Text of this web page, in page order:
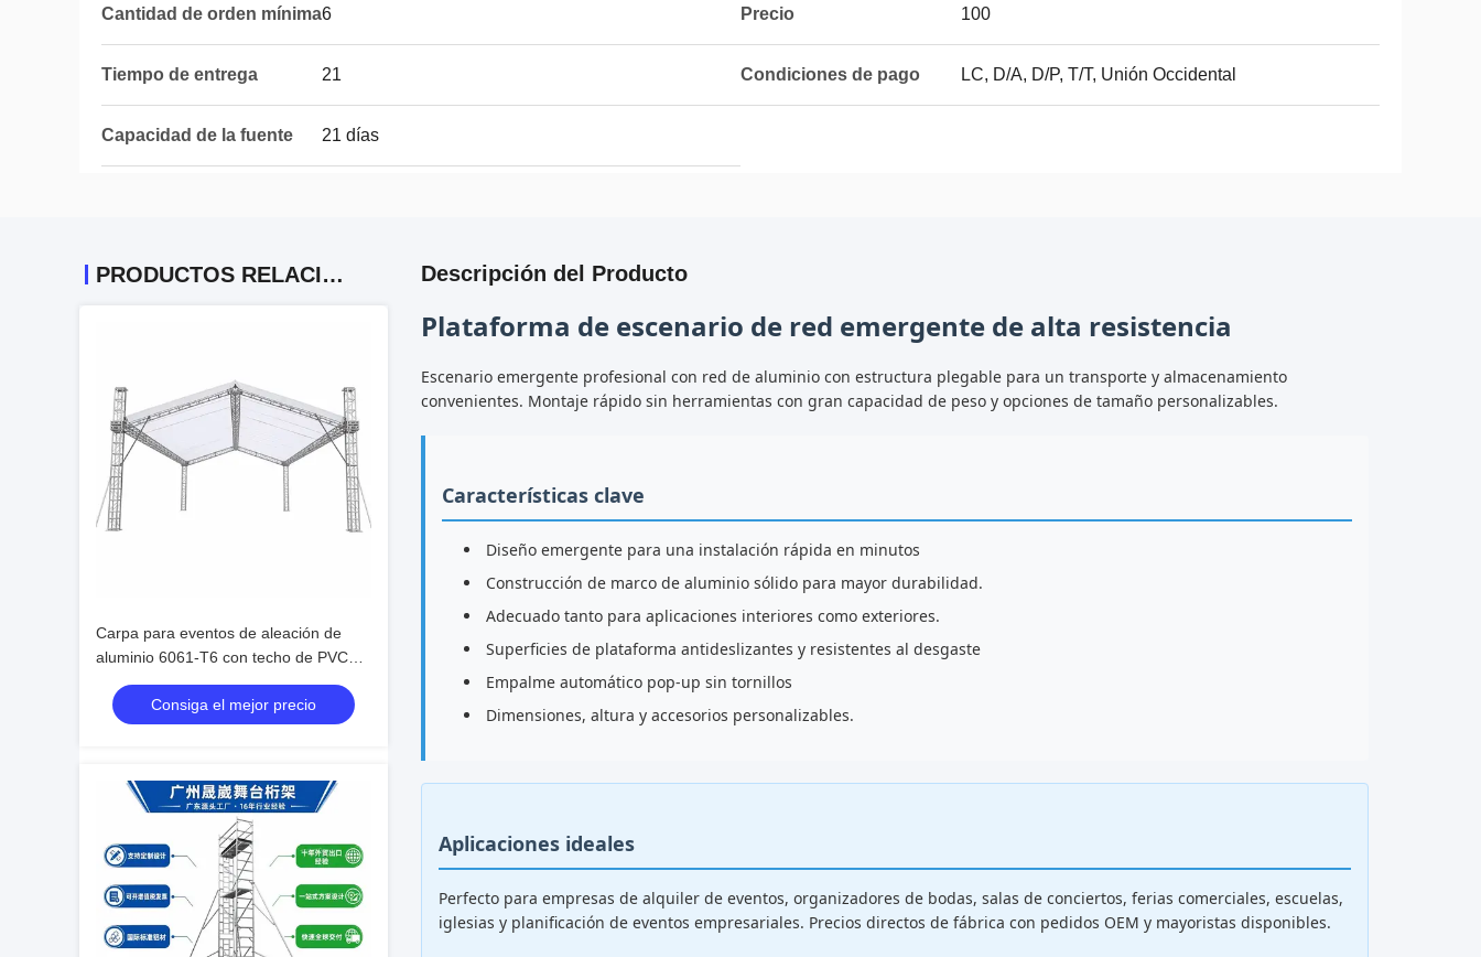
Cantidad de orden mínima6 Precio 100
Tiempo de entrega 21 Condiciones de pago LC, D/A, D/P, T/T, Unión Occidental
Capacidad de la fuente 21 días
PRODUCTOS RELACIONADOS
Carpa para eventos de aleación de
aluminio 6061-T6 con techo de PVC
impermeable y diseño portátil modular
Consiga el mejor precio
Descripción del Producto
Plataforma de escenario de red emergente de alta resistencia
Escenario emergente profesional con red de aluminio con estructura plegable para un transporte y almacenamiento
convenientes. Montaje rápido sin herramientas con gran capacidad de peso y opciones de tamaño personalizables.
Características clave
Diseño emergente para una instalación rápida en minutos
Construcción de marco de aluminio sólido para mayor durabilidad.
Adecuado tanto para aplicaciones interiores como exteriores.
Superficies de plataforma antideslizantes y resistentes al desgaste
Empalme automático pop-up sin tornillos
Dimensiones, altura y accesorios personalizables.
Aplicaciones ideales
Perfecto para empresas de alquiler de eventos, organizadores de bodas, salas de conciertos, ferias comerciales, escuelas,
iglesias y planificación de eventos empresariales. Precios directos de fábrica con pedidos OEM y mayoristas disponibles.